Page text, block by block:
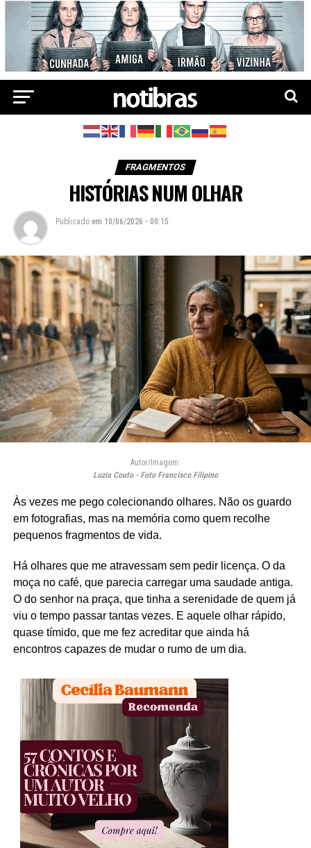
FRAGMENTOS
HISTÓRIAS NUM OLHAR
Publicado em 10/06/2026 - 00:15
Autor/Imagem:
Luzia Couto - Foto Francisco Filipino
Às vezes me pego colecionando olhares. Não os guardo
em fotografias, mas na memória como quem recolhe
pequenos fragmentos de vida.
Há olhares que me atravessam sem pedir licença. O da
moça no café, que parecia carregar uma saudade antiga.
O do senhor na praça, que tinha a serenidade de quem já
viu o tempo passar tantas vezes. E aquele olhar rápido,
quase tímido, que me fez acreditar que ainda há
encontros capazes de mudar o rumo de um dia.